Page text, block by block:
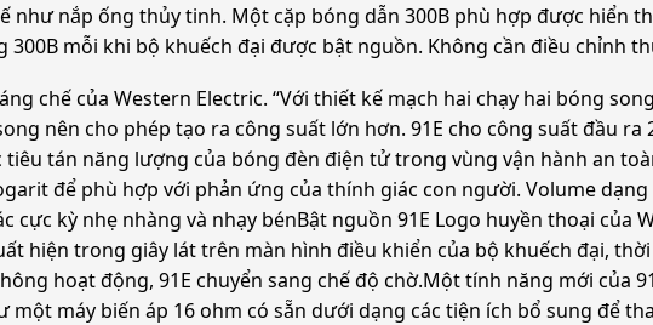
nắp ống thủy tinh. Một cặp bóng dẫn 300B phù hợp được hiển
mỗi khi bộ khuếch đại được bật nguồn. Không cần điều chỉnh
chế của Western Electric. “Với thiết kế mạch hai chạy hai bóng
nên cho phép tạo ra công suất lớn hơn. 91E cho công suất đầu ra
tán năng lượng của bóng đèn điện tử trong vùng vận hành an
để phù hợp với phản ứng của thính giác con người. Volume
kỳ nhẹ nhàng và nhạy bénBật nguồn 91E Logo huyền thoại của
hiện trong giây lát trên màn hình điều khiển của bộ khuếch đại,
hoạt động, 91E chuyển sang chế độ chờ.Một tính năng mới của
máy biến áp 16 ohm có sẵn dưới dạng các tiện ích bổ sung để